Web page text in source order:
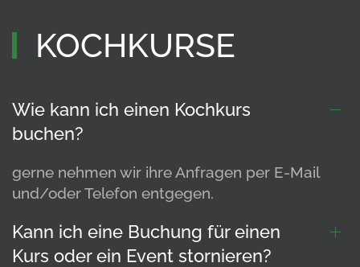
KOCHKURSE
Wie kann ich einen Kochkurs
buchen?
gerne nehmen wir ihre Anfragen per E-Mail
und/oder Telefon entgegen.
Kann ich eine Buchung für einen
Kurs oder ein Event stornieren?